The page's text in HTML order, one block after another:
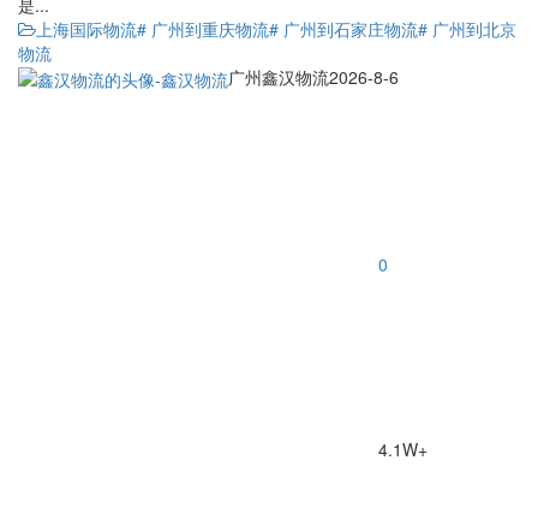
上海国际物流# 广州到重庆物流# 广州到石家庄物流# 广州到北京
物流
广州鑫汉物流2026-8-6
0
4.1W+